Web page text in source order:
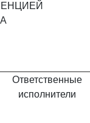
Ответственные
исполнители